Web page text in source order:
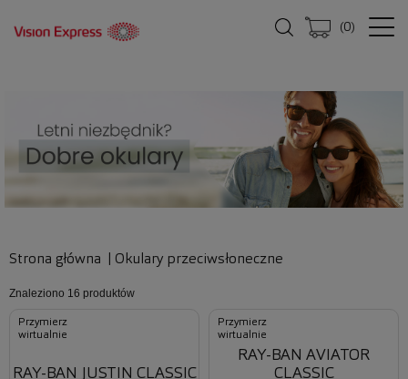
(0)
Strona główna Okulary przeciwsłoneczne
Znaleziono 16 produktów
Przymierz
wirtualnie
RAY-BAN JUSTIN CLASSIC
Przymierz
wirtualnie
RAY-BAN AVIATOR
CLASSIC